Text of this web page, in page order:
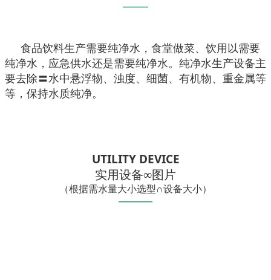
———
食品饮料生产需要纯净水，食堂做菜、饮用以需要
纯净水，应急供水还是需要纯净水。纯净水生产设备主
要去除〓水中悬浮物、浊度、细菌、有机物、重金属等
等，保持水质纯净。
UTILITY DEVICE
实用设备∞图片
（根据需水量大小选型∩设备大小）
————